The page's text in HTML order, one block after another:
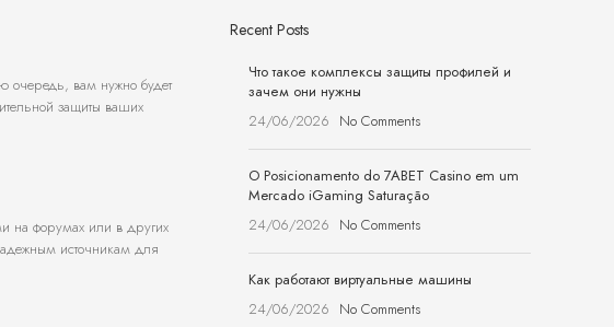
очередь, вам нужно будет
защиты ваших
на форумах или в других
источникам для
Recent Posts
Что такое комплексы защиты профилей и
зачем они нужны
24/06/2026 No Comments
O Posicionamento do 7ABET Casino em um
Mercado iGaming Saturação
24/06/2026 No Comments
Как работают виртуальные машины
24/06/2026 No Comments